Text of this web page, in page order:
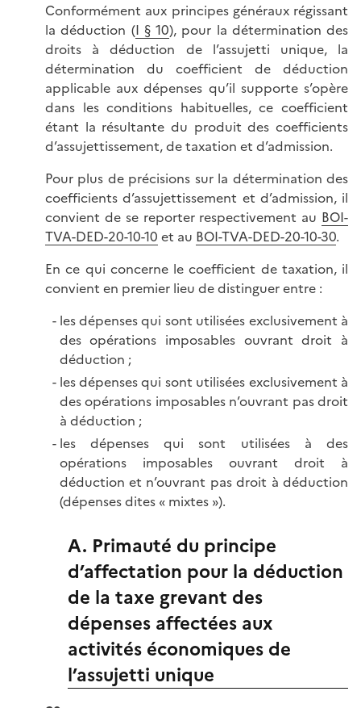
Conformément aux principes généraux régissant
la déduction (I § 10), pour la détermination des
droits à déduction de l’assujetti unique, la
détermination du coefficient de déduction
applicable aux dépenses qu’il supporte s’opère
dans les conditions habituelles, ce coefficient
étant la résultante du produit des coefficients
d’assujettissement, de taxation et d’admission.
Pour plus de précisions sur la détermination des
coefficients d’assujettissement et d’admission, il
convient de se reporter respectivement au BOI-
TVA-DED-20-10-10 et au BOI-TVA-DED-20-10-30.
En ce qui concerne le coefficient de taxation, il
convient en premier lieu de distinguerentre :
les dépenses qui sont utilisées exclusivement à
des opérations imposables ouvrant droit à
déduction ;
les dépenses qui sont utilisées exclusivement à
des opérations imposables n’ouvrant pas droit
à déduction ;
les dépenses qui sont utilisées à des
opérations imposables ouvrant droit à
déduction et n’ouvrant pas droit à déduction
(dépenses dites « mixtes »).
A. Primauté du principe
d’affectation pour la déduction
de la taxe grevant des
dépenses affectées aux
activités économiques de
l’assujetti unique